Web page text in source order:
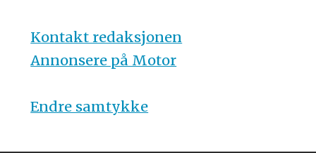
Kontakt redaksjonen
Annonsere på Motor
Endre samtykke